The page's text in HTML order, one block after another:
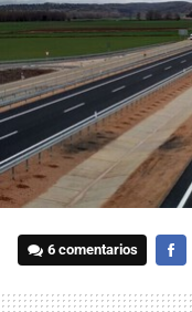
6 comentarios